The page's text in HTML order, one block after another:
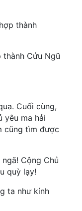
thành
Cửu Ngũ
Cuối cùng,
yêu ma hải
cũng tìm được
Cộng Chủ
quỳ lạy!
ta như kính